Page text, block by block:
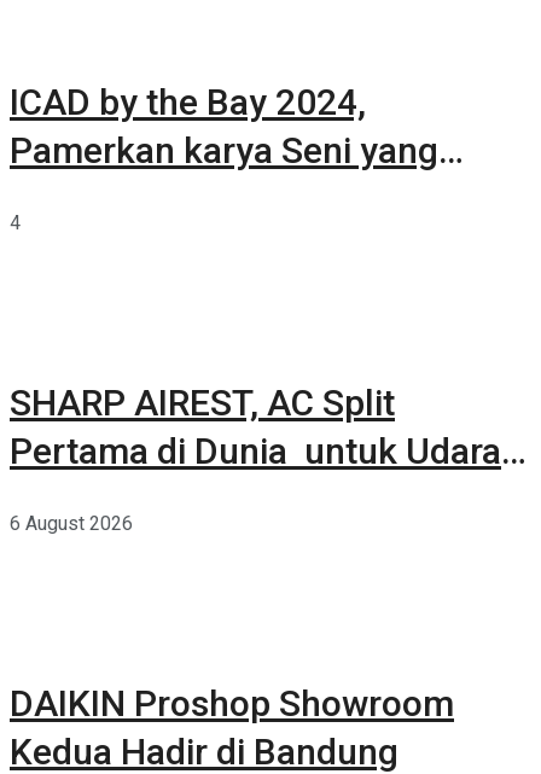
ICAD by the Bay 2024,
Pamerkan karya Seni yang
4
SHARP AIREST, AC Split
Pertama di Dunia untuk Udara
6 August 2026
DAIKIN Proshop Showroom
Kedua Hadir di Bandung